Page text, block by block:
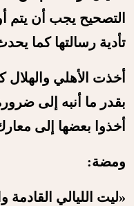
التصحيح يجب أن يتم
تأدية رسالتها كما
أخذت الأهلي والهلال
بقدر ما أنبه إلى
أخذوا بعضها إلى
ومضة:
«ليت الليالي القادمة